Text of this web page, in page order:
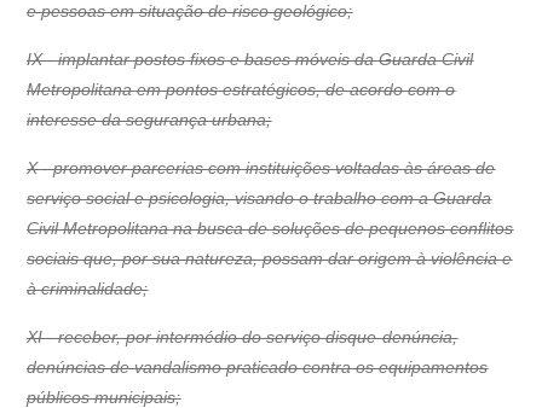
e pessoas em situação de risco geológico;
IX - implantar postos fixos e bases móveis da Guarda Civil
Metropolitana em pontos estratégicos, de acordo com o
interesse da segurança urbana;
X - promover parcerias com instituições voltadas às áreas de
serviço social e psicologia, visando o trabalho com a Guarda
Civil Metropolitana na busca de soluções de pequenos conflitos
sociais que, por sua natureza, possam dar origem à violência e
à criminalidade;
XI - receber, por intermédio do serviço disque-denúncia,
denúncias de vandalismo praticado contra os equipamentos
públicos municipais;